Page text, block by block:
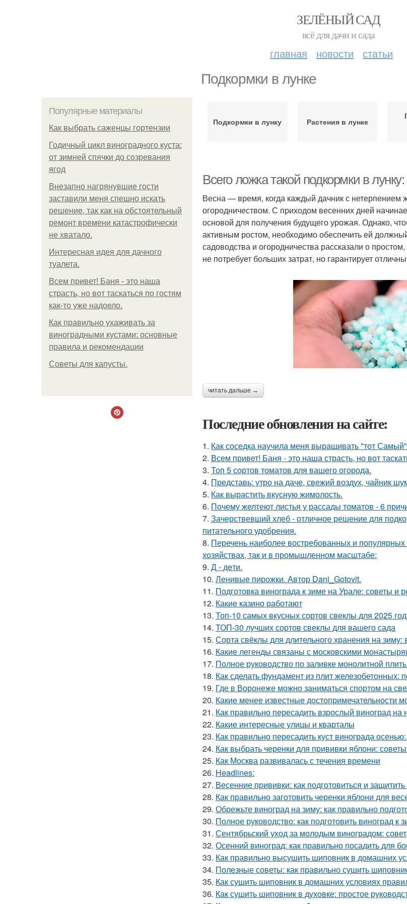
ЗЕЛЁНЫЙ САД
всё для дачи и сада
главная новости статьи
Подкормки в лунке
Популярные материалы
Как выбрать саженцы гортензии
Годичный цикл виноградного куста:
от зимней спячки до созревания
ягод
Внезапно нагрянувшие гости
заставили меня спешно искать
решение, так как на обстоятельный
ремонт времени катастрофически
не хватало.
Интересная идея для дачного
туалета.
Всем привет! Баня - это наша
страсть, но вот таскаться по гостям
как-то уже надоело.
Как правильно ухаживать за
виноградными кустами: основные
правила и рекомендации
Советы для капусты.
Подкормки в лунку Растения в лунке
Всего ложка такой подкормки в
Весна — время, когда каждый дачник с
огородничеством. С приходом весенних дней
основой для получения будущего урожая. Однако,
активным ростом, необходимо обеспечить ей
садоводства и огородничества рассказали о
не потребует больших затрат, но гарантирует
читать дальше →
Последние обновления на сайте:
1. Как соседка научила меня выращивать "тот
2. Всем привет! Баня - это наша страсть, но вот
3. Топ 5 сортов томатов для вашего огорода.
4. Представь: утро на даче, свежий воздух, чайник
5. Как вырастить вкусную жимолость.
6. Почему желтеют листья у рассады томатов - 6
7. Зачерствевший хлеб - отличное решение для
питательного удобрения.
8. Перечень наиболее востребованных и
хозяйствах, так и в промышленном масштабе:
9. Д - дeти.
10. Ленивые пирожки. Автор Dani_Gotovit.
11. Подготовка винограда к зиме на Урале: советы и
12. Какие казино работают
13. Топ-10 самых вкусных сортов свеклы для 2025
14. ТОП-30 лучших сортов свеклы для вашего сада
15. Сорта свёклы для длительного хранения на зиму:
16. Какие легенды связаны с московскими
17. Полное руководство по заливке монолитной
18. Как сделать фундамент из плит железобетонных:
19. Где в Воронеже можно заниматься спортом на
20. Какие менее известные достопримечательности
21. Как правильно пересадить взрослый виноград на
22. Какие интересные улицы и кварталы
23. Как правильно пересадить куст винограда
24. Как выбрать черенки для прививки яблони:
25. Как Москва развивалась с течения времени
26. Headlines:
27. Весенние прививки: как подготовиться и
28. Как правильно заготовить черенки яблони для
29. Обрежьте виноград на зиму: как правильно
30. Полное руководство: как подготовить виноград к
31. Сентябрьский уход за молодым виноградом:
32. Осенний виноград: как правильно посадить для
33. Как правильно высушить шиповник в домашних
34. Полезные советы: как правильно сушить
35. Как сушить шиповник в домашних условиях
36. Как сушить шиповник в духовке: простое